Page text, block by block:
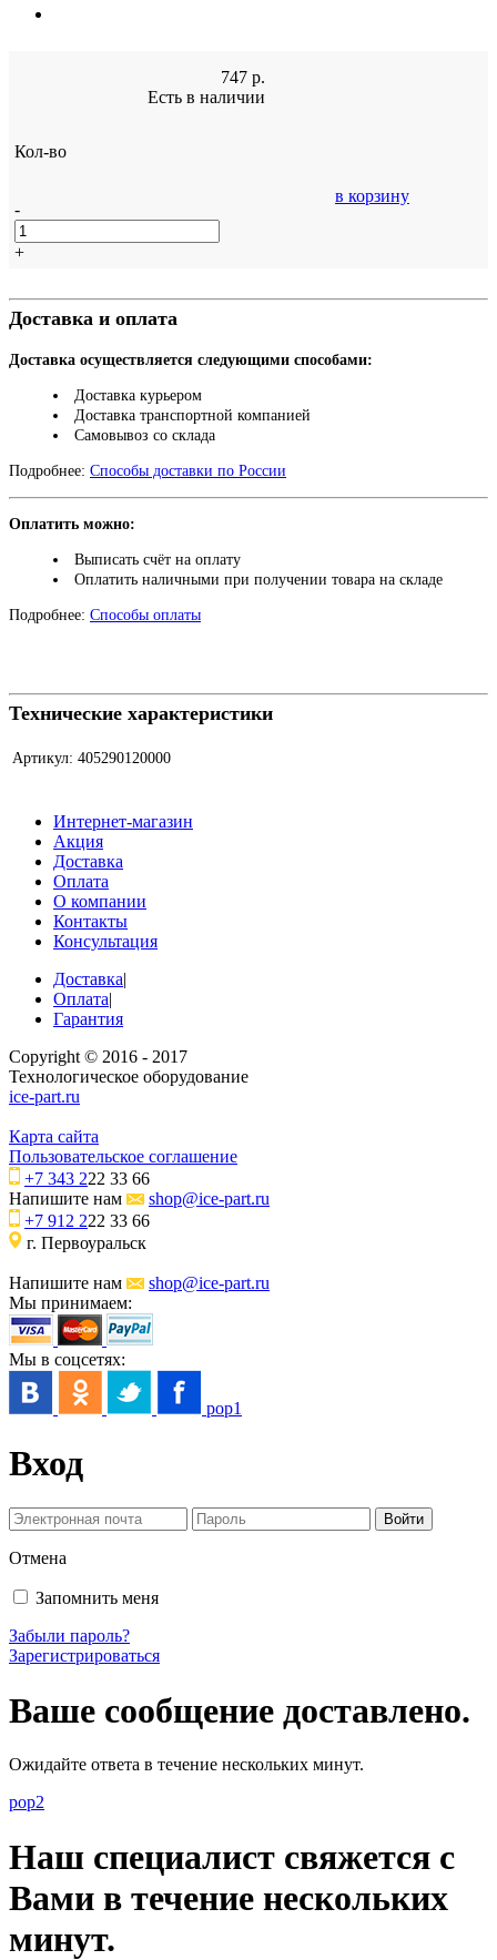
747 р.
Есть в наличии
Кол-во
-
+
в корзину
Доставка и оплата
Доставка осуществляется следующими способами:
Доставка курьером
Доставка транспортной компанией
Самовывоз со склада
Подробнее: Способы доставки по России
Оплатить можно:
Выписать счёт на оплату
Оплатить наличными при получении товара на складе
Подробнее: Способы оплаты
Технические характеристики
Артикул: 405290120000
Интернет-магазин
Акция
Доставка
Оплата
О компании
Контакты
Консультация
Доставка|
Оплата|
Гарантия
Copyright © 2016 - 2017
Технологическое оборудование
ice-part.ru
Карта сайта
Пользовательское соглашение
+7 343 222 33 66
Напишите нам
shop@ice-part.ru
+7 912 222 33 66
г. Первоуральск
Напишите нам
shop@ice-part.ru
Мы принимаем:
Мы в соцсетях:
pop1
Вход
Отмена
Запомнить меня
Забыли пароль?
Зарегистрироваться
Ваше сообщение доставлено.
Ожидайте ответа в течение нескольких минут.
pop2
Наш специалист свяжется с
Вами в течение нескольких
минут.